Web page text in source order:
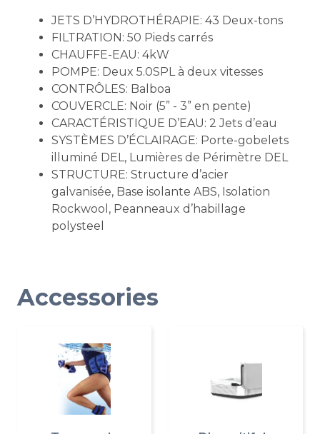
JETS D’HYDROTHÉRAPIE: 43 Deux-tons
FILTRATION: 50 Pieds carrés
CHAUFFE-EAU: 4kW
POMPE: Deux 5.0SPL à deux vitesses
CONTRÔLES: Balboa
COUVERCLE: Noir (5” - 3” en pente)
CARACTÉRISTIQUE D’EAU: 2 Jets d’eau
SYSTÈMES D’ÉCLAIRAGE: Porte-gobelets
illuminé DEL, Lumières de Périmètre DEL
STRUCTURE: Structure d’acier
galvanisée, Base isolante ABS, Isolation
Rockwool, Peanneaux d’habillage
polysteel
Accessories